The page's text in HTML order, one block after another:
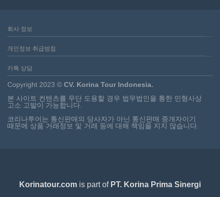
회사 정보
개인정보 취급방침
카톡 상담
Copyright 2023 © CV. Korina Tour Indonesia.
본 사이트 컨텐츠를 무단 도용할 경우 법무법인을 통한 민형사상
고소 고발이 가능합니다.
코리나투어는 통신판매의 당사자가 아닌 통신판매 중개자이기
때문에 상품 거래정보 및 거래 등에 대해 책임을 지지 않습니다.
Korinatour.com is part of PT. Korina Prima Sinergi